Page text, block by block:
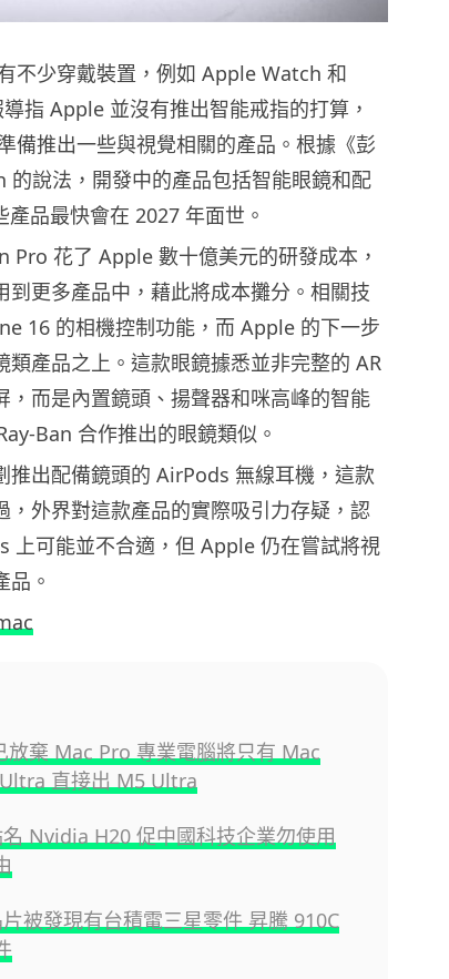
不少穿戴裝置，例如 Apple Watch 和
指 Apple 並沒有推出智能戒指的打算，
備推出一些與視覺相關的產品。根據《彭
說法，開發中的產品包括智能眼鏡和配
品最快會在 2027 年面世。
花了 Apple 數十億美元的研發成本，
到更多產品中，藉此將成本攤分。相關技
16 的相機控制功能，而 Apple 的下一步
類產品之上。這款眼鏡據悉並非完整的 AR
，而是內置鏡頭、揚聲器和咪高峰的智能
Ban 合作推出的眼鏡類似。
推出配備鏡頭的 AirPods 無線耳機，這款
，外界對這款產品的實際吸引力存疑，認
上可能並不合適，但 Apple 仍在嘗試將視
品。
棄 Mac Pro 專業電腦將只有 Mac
直接出 M5 Ultra
Nvidia H20 促中國科技企業勿使用
被發現有台積電三星零件 昇騰 910C